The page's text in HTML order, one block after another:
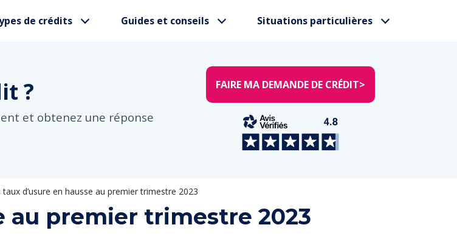
de crédits Guides et conseils Situations particulières
?
et obtenez une réponse
FAIRE MA DEMANDE DE CRÉDIT>
taux d’usure en hausse au premier trimestre 2023
au premier trimestre 2023